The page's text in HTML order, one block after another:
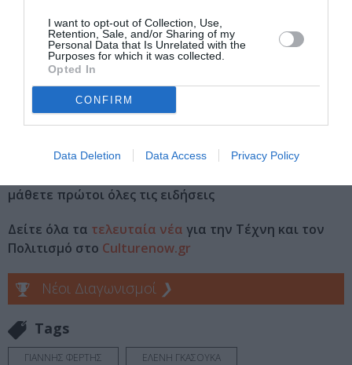
I want to opt-out of Collection, Use,
Retention, Sale, and/or Sharing of my
Personal Data that Is Unrelated with the
Purposes for which it was collected.
Opted In
CONFIRM
Data Deletion Data Access Privacy Policy
– Γράφετε κάποιο έργο αυτή την περίοδο;
Ναι έχω ξεκινήσει.
Διαβάστε επίσης:
Ένας αληθινός κάουμπόι, της Μαρίλια Σαμπέρ στο Θέατρο
μάθετε πρώτοι όλες τις ειδήσεις
Δείτε όλα τα τελευταία νέα για την Τέχνη και τον
Πολιτισμό στο Culturenow.gr
Νέοι Διαγωνισμοί ❯
Tags
ΓΙΑΝΝΗΣ ΦΕΡΤΗΣ
ΕΛΕΝΗ ΓΚΑΣΟΥΚΑ